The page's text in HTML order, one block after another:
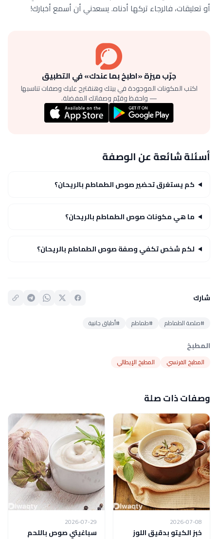
أو تعليقات، فالرجاء تركها أدناه. يسعدني أن أسمع أخبارك!
جرّب ميزة «اطبخ بما عندك» في التطبيق
اكتب المكونات الموجودة في بيتك وهنقترح عليك وصفات تناسبها
— واحفظ وقيّم وصفاتك المفضلة.
أسئلة شائعة عن الوصفة
كم يستغرق تحضير صوص الطماطم بالريحان؟
ما هي مكونات صوص الطماطم بالريحان؟
لكم شخص تكفي وصفة صوص الطماطم بالريحان؟
شارك
#صلصة الطماطم #طماطم #أطباق جانبية
المطبخ
المطبخ الفرنسي المطبخ الإيطالي
وصفات ذات صلة
2026-07-08
خبز الكيتو بدقيق اللوز
2026-07-29
سباغيتي صوص باللحم